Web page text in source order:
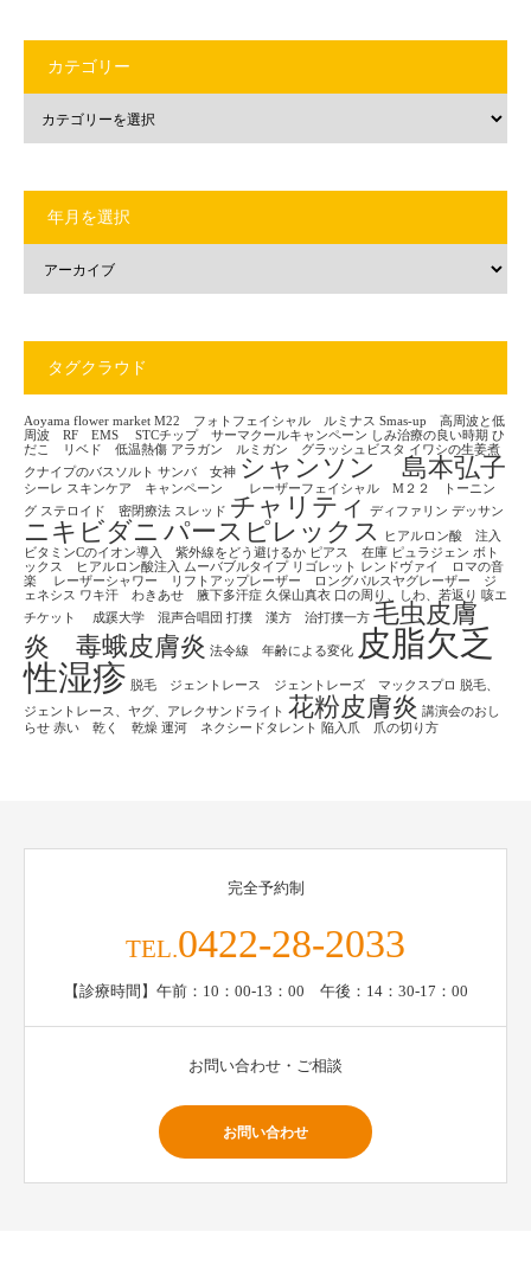
カテゴリー
年月を選択
タグクラウド
Aoyama flower market M22 フォトフェイシャル ルミナス Smas-up 高周波と低
周波 RF EMS
STCチップ サーマクールキャンペーン しみ治療の良い時期 ひ
だこ リベド 低温熱傷 アラガン ルミガン グラッシュビスタ イワシの生姜煮
クナイプのバスソルト サンバ 女神 シャンソン 島本弘子
シーレ スキンケア キャンペーン レーザーフェイシャル M２２ トーニン
グ ステロイド 密閉療法 スレッド チャリティ ディファリン デッサン
ニキビダニ パースピレックス
ヒアルロン酸 注入
ビタミンCのイオン導入 紫外線をどう避けるか ピアス 在庫 ピュラジェン ボト
ックス ヒアルロン酸注入
ムーバブルタイプ リゴレット レンドヴァイ ロマの音
楽
レーザーシャワー リフトアップレーザー ロングパルスヤグレーザー ジ
ェネシス ワキ汗 わきあせ 腋下多汗症 久保山真衣 口の周り、しわ、若返り 咳エ
チケット
成蹊大学 混声合唱団 打撲 漢方 治打撲一方 毛虫皮膚
炎 毒蛾皮膚炎 法令線 年齢による変化
皮脂欠乏
性湿疹 脱毛 ジェントレース ジェントレーズ マックスプロ
脱毛、
ジェントレース、ヤグ、アレクサンドライト 花粉皮膚炎 講演会のおし
らせ 赤い 乾く 乾燥 運河 ネクシードタレント 陥入爪 爪の切り方
完全予約制
TEL.0422-28-2033
【診療時間】午前：10：00-13：00 午後：14：30-17：00
お問い合わせ・ご相談
お問い合わせ